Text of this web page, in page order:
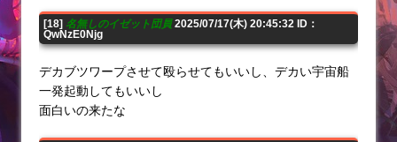
[18] 名無しのイゼット団員2025/07/17(木) 20:45:32 ID：
QwNzE0Njg
デカブツワープさせて殴らせてもいいし、デカい宇宙船
一発起動してもいいし
面白いの来たな